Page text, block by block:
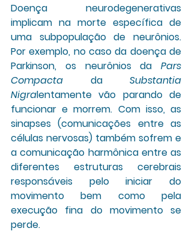
Doença neurodegenerativas
implicam na morte específica de
uma subpopulação de neurônios.
Por exemplo, no caso da doença de
Parkinson, os neurônios da Pars
Compacta da Substantia
Nigralentamente vão parando de
funcionar e morrem. Com isso, as
sinapses (comunicações entre as
células nervosas) também sofrem e
a comunicação harmônica entre as
diferentes estruturas cerebrais
responsáveis pelo iniciar do
movimento bem como pela
execução fina do movimento se
perde.